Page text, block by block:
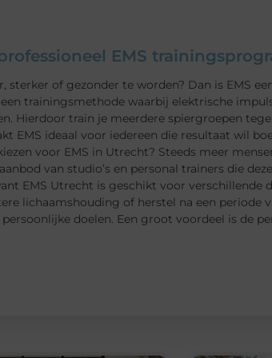
EMS
of gezonder te worden? Dan is EMS
trainingsmethode waarbij elektrische
Hierdoor train je meerdere spiergroepen
EMS ideaal voor iedereen die resultaat wil
voor EMS in Utrecht? Steeds meer
van studio’s en personal trainers die
EMS Utrecht is geschikt voor verschillende
lichaamshouding of herstel na een periode
doelen. Een groot voordeel is de